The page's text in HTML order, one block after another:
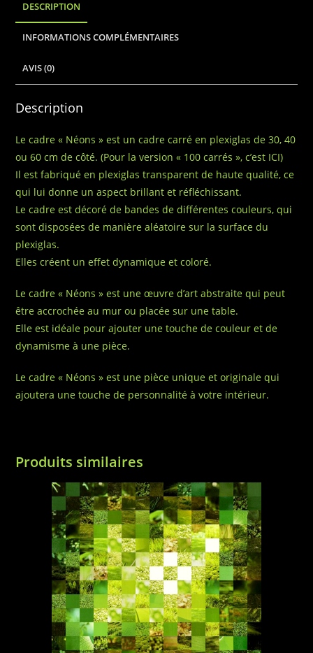
DESCRIPTION
INFORMATIONS COMPLÉMENTAIRES
AVIS (0)
Description
Le cadre « Néons » est un cadre carré en plexiglas de 30, 40
ou 60 cm de côté. (Pour la version « 100 carrés », c’est ICI)
Il est fabriqué en plexiglas transparent de haute qualité, ce
qui lui donne un aspect brillant et réfléchissant.
Le cadre est décoré de bandes de différentes couleurs, qui
sont disposées de manière aléatoire sur la surface du
plexiglas.
Elles créent un effet dynamique et coloré.
Le cadre « Néons » est une œuvre d’art abstraite qui peut
être accrochée au mur ou placée sur une table.
Elle est idéale pour ajouter une touche de couleur et de
dynamisme à une pièce.
Le cadre « Néons » est une pièce unique et originale qui
ajoutera une touche de personnalité à votre intérieur.
Produits similaires